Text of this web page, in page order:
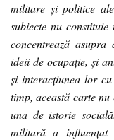
militare și politice
subiecte nu
concentrează
ideii de ocupație, și
și interacțiunea lor
timp, această carte
una de istorie
militară a